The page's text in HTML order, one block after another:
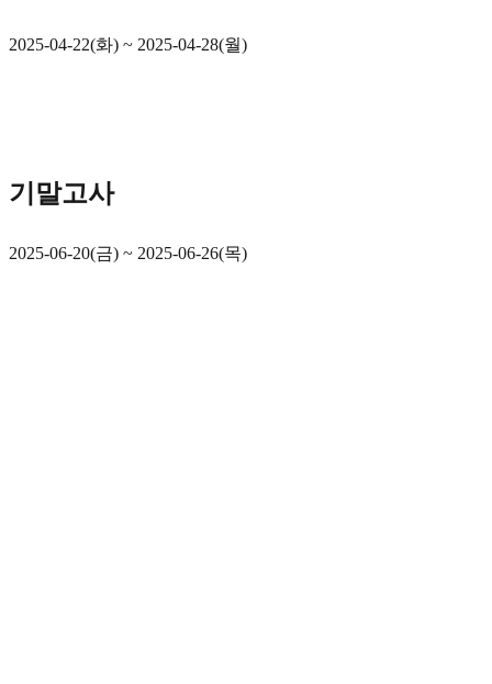
2025-04-22(화) ~ 2025-04-28(월)
기말고사
2025-06-20(금) ~ 2025-06-26(목)